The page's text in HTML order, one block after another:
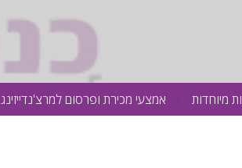
מיוחדות אמצעי מכירת ופרסום למרצ'נדייזינג